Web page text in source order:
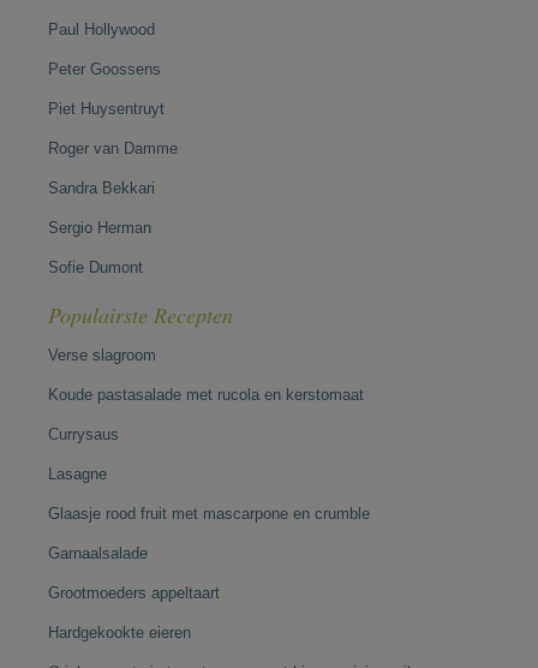
Paul Hollywood
Peter Goossens
Piet Huysentruyt
Roger van Damme
Sandra Bekkari
Sergio Herman
Sofie Dumont
Populairste Recepten
Verse slagroom
Koude pastasalade met rucola en kerstomaat
Currysaus
Lasagne
Glaasje rood fruit met mascarpone en crumble
Garnaalsalade
Grootmoeders appeltaart
Hardgekookte eieren